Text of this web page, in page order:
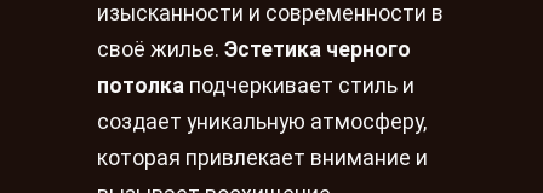
изысканности и современности в
своё жилье. Эстетика черного
потолка подчеркивает стиль и
создает уникальную атмосферу,
которая привлекает внимание и